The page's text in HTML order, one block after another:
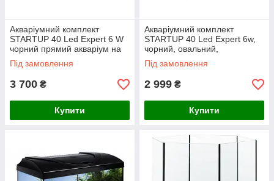
Акваріумний комплект
STARTUP 40 Led Expert 6 W
чорний прямий акваріум на
25 л, 40*25*25см;
Під замовлення
3 700 ₴
Купити
Акваріумний комплект
STARTUP 40 Led Expert 6w,
чорний, овальний,
40х25х25см; 25л
Під замовлення
2 999 ₴
Купити